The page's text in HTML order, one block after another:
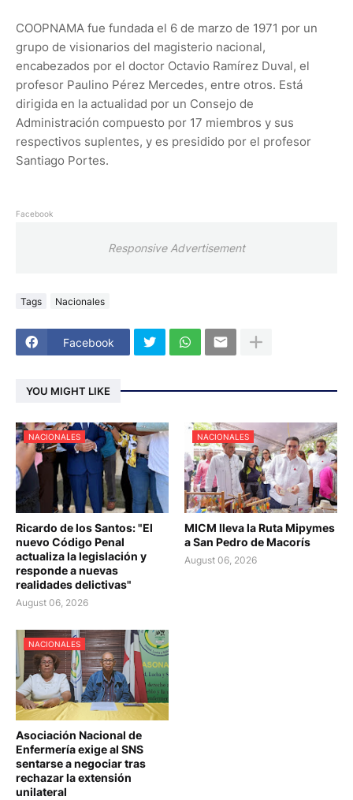
COOPNAMA fue fundada el 6 de marzo de 1971 por un
grupo de visionarios del magisterio nacional,
encabezados por el doctor Octavio Ramírez Duval, el
profesor Paulino Pérez Mercedes, entre otros. Está
dirigida en la actualidad por un Consejo de
Administración compuesto por 17 miembros y sus
respectivos suplentes, y es presidido por el profesor
Santiago Portes.
Facebook
Responsive Advertisement
Tags Nacionales
Facebook
YOU MIGHT LIKE
NACIONALES
Ricardo de los Santos: "El
nuevo Código Penal
actualiza la legislación y
responde a nuevas
realidades delictivas"
August 06, 2026
NACIONALES
MICM lleva la Ruta Mipymes
a San Pedro de Macorís
August 06, 2026
NACIONALES
Asociación Nacional de
Enfermería exige al SNS
sentarse a negociar tras
rechazar la extensión
unilateral